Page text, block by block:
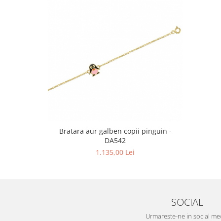
Bratara aur galben copii pinguin -
DA542
1.135,00 Lei
SOCIAL
Urmareste-ne in social